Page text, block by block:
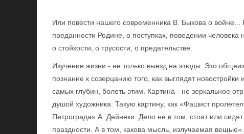
Или повести нашего современника В. Быкова о войне...
преданности Родине, о поступках, поведении человека
о стойкости, о трусости, о предательстве.
Изучение жизни - не только выезд на этюды. Это
познание к созерцанию того, как выглядят
самых глубин, болеть этим. Картина - не зеркальное
душой художника. Такую картину, как «Фашист
Петрограда» А. Дейнеки. Дело не в том, стоят или
праздности. А в том, какова мысль, излучаемая вещью».